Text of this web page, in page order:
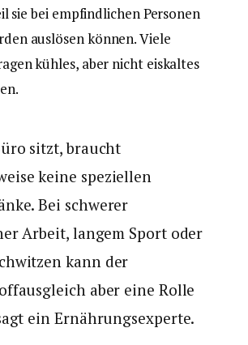
sie bei empfindlichen Personen
auslösen können. Viele
kühles, aber nicht eiskaltes
sitzt, braucht
keine speziellen
Bei schwerer
Arbeit, langem Sport oder
kann der
aber eine Rolle
ein Ernährungsexperte.